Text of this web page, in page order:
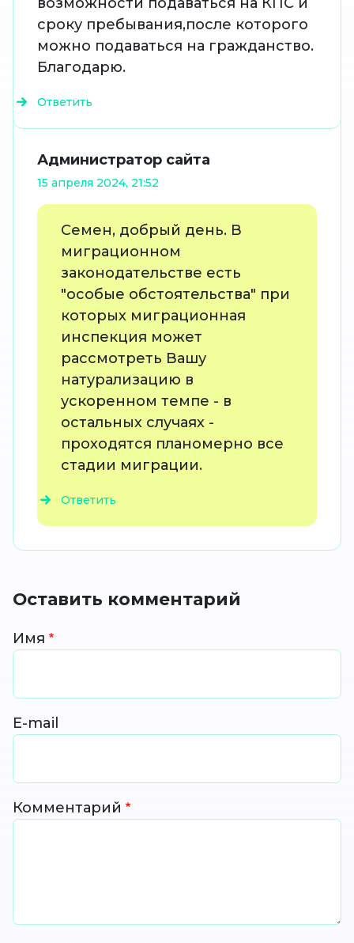
сроку пребывания,после которого
можно подаваться на гражданство.
Благодарю.
Ответить
Администратор сайта
15 апреля 2024, 21:52
Семен, добрый день. В
миграционном
законодательстве есть
"особые обстоятельства" при
которых миграционная
инспекция может
рассмотреть Вашу
натурализацию в
ускоренном темпе - в
остальных случаях -
проходятся планомерно все
стадии миграции.
Ответить
Оставить комментарий
Имя
E-mail
Комментарий